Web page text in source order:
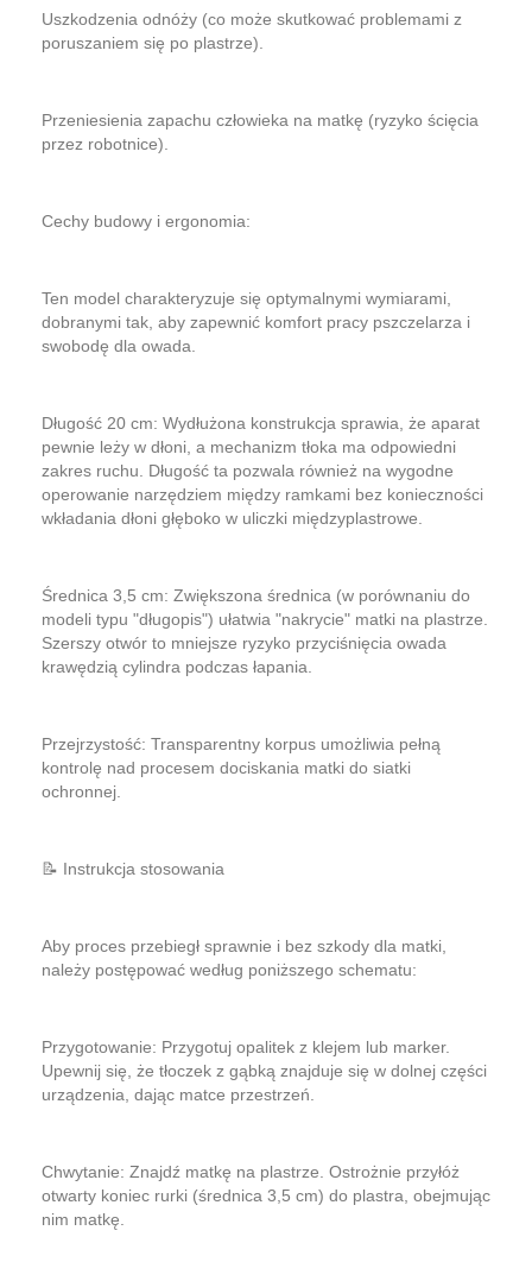
​Uszkodzenia odnóży (co może skutkować problemami z
poruszaniem się po plastrze).
​Przeniesienia zapachu człowieka na matkę (ryzyko ścięcia
przez robotnice).
​Cechy budowy i ergonomia:
​Ten model charakteryzuje się optymalnymi wymiarami,
dobranymi tak, aby zapewnić komfort pracy pszczelarza i
swobodę dla owada.
​Długość 20 cm: Wydłużona konstrukcja sprawia, że aparat
pewnie leży w dłoni, a mechanizm tłoka ma odpowiedni
zakres ruchu. Długość ta pozwala również na wygodne
operowanie narzędziem między ramkami bez konieczności
wkładania dłoni głęboko w uliczki międzyplastrowe.
​Średnica 3,5 cm: Zwiększona średnica (w porównaniu do
modeli typu "długopis") ułatwia "nakrycie" matki na plastrze.
Szerszy otwór to mniejsze ryzyko przyciśnięcia owada
krawędzią cylindra podczas łapania.
​Przejrzystość: Transparentny korpus umożliwia pełną
kontrolę nad procesem dociskania matki do siatki
ochronnej.
​📝 Instrukcja stosowania
​Aby proces przebiegł sprawnie i bez szkody dla matki,
należy postępować według poniższego schematu:
​Przygotowanie: Przygotuj opalitek z klejem lub marker.
Upewnij się, że tłoczek z gąbką znajduje się w dolnej części
urządzenia, dając matce przestrzeń.
​Chwytanie: Znajdź matkę na plastrze. Ostrożnie przyłóż
otwarty koniec rurki (średnica 3,5 cm) do plastra, obejmując
nim matkę.